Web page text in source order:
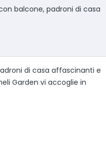
balcone, padroni di casa
di casa affascinanti e
Garden vi accoglie in